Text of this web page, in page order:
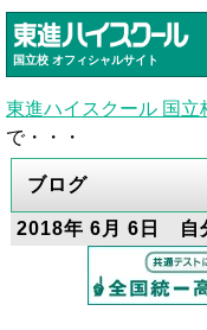
国立校 オフィシャルサイト
東進ハイスクール 国立
で・・・
ブログ
2018年 6月 6日 自